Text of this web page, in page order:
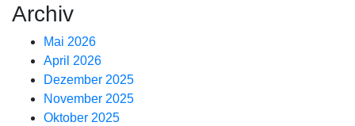
Archiv
Mai 2026
April 2026
Dezember 2025
November 2025
Oktober 2025